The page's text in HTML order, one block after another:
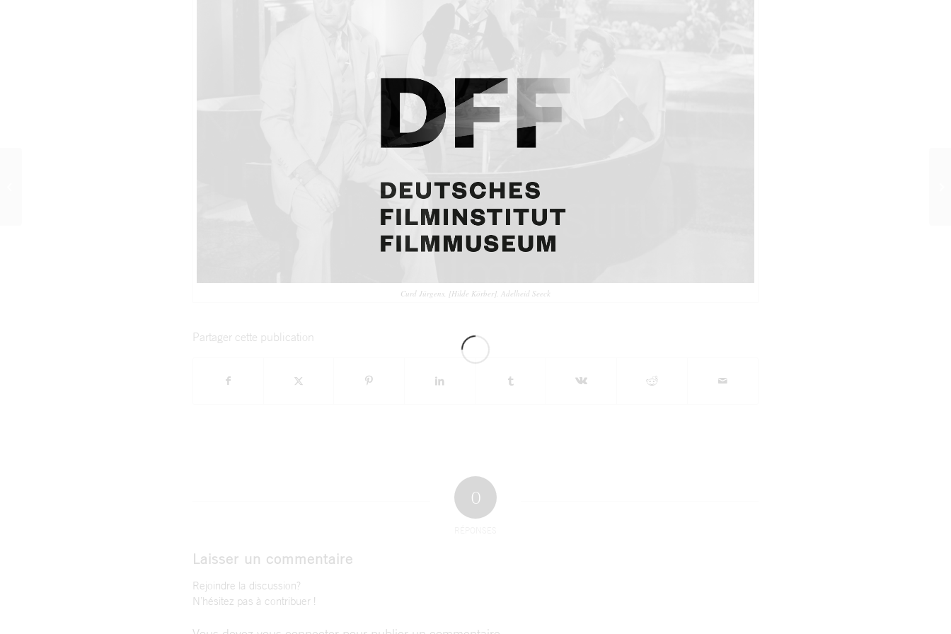
Curd Jürgens, [Hilde Körber], Adelheid Seeck
Partager cette publication
0
Laisser un commentaire
Rejoindre la discussion?
N’hésitez pas à contribuer !